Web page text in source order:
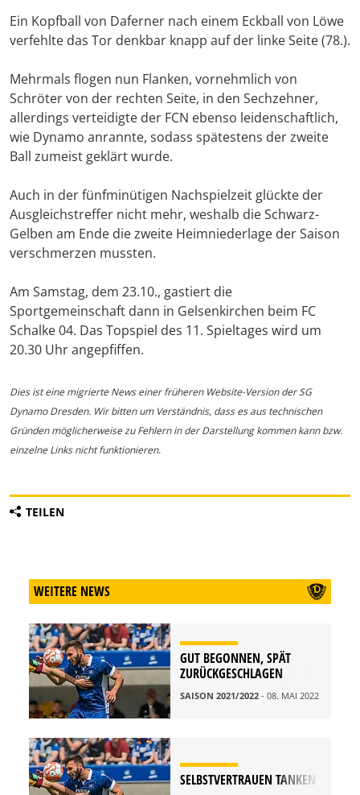
Ein Kopfball von Daferner nach einem Eckball von Löwe
verfehlte das Tor denkbar knapp auf der linke Seite (78.).
Mehrmals flogen nun Flanken, vornehmlich von
Schröter von der rechten Seite, in den Sechzehner,
allerdings verteidigte der FCN ebenso leidenschaftlich,
wie Dynamo anrannte, sodass spätestens der zweite
Ball zumeist geklärt wurde.
Auch in der fünfminütigen Nachspielzeit glückte der
Ausgleichstreffer nicht mehr, weshalb die Schwarz-
Gelben am Ende die zweite Heimniederlage der Saison
verschmerzen mussten.
Am Samstag, dem 23.10., gastiert die
Sportgemeinschaft dann in Gelsenkirchen beim FC
Schalke 04. Das Topspiel des 11. Spieltages wird um
20.30 Uhr angepfiffen.
Dies ist eine migrierte News einer früheren Website-Version der SG
Dynamo Dresden. Wir bitten um Verständnis, dass es aus technischen
Gründen möglicherweise zu Fehlern in der Darstellung kommen kann bzw.
einzelne Links nicht funktionieren.
TEILEN
WEITERE NEWS
GUT BEGONNEN, SPÄT
ZURÜCKGESCHLAGEN
SAISON 2021/2022 - 08. MAI 2022
SELBSTVERTRAUEN TANKEN